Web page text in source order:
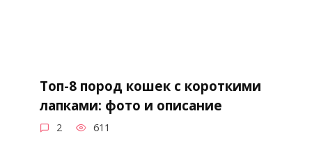
Топ-8 пород кошек с короткими
лапками: фото и описание
2 611